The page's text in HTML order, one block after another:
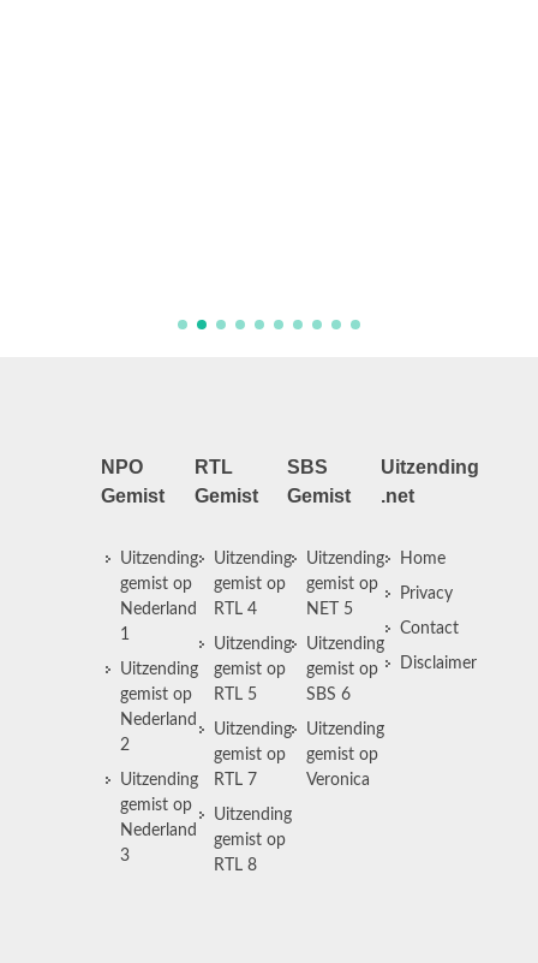
NPO
Gemist
Uitzending
gemist op
Nederland
1
Uitzending
gemist op
Nederland
2
Uitzending
gemist op
Nederland
3
RTL
Gemist
Uitzending
gemist op
RTL 4
Uitzending
gemist op
RTL 5
Uitzending
gemist op
RTL 7
Uitzending
gemist op
RTL 8
SBS
Gemist
Uitzending
gemist op
NET 5
Uitzending
gemist op
SBS 6
Uitzending
gemist op
Veronica
Uitzending
.net
Home
Privacy
Contact
Disclaimer